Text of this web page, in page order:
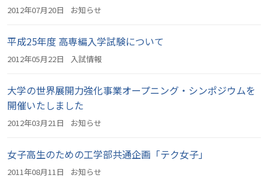
2012年07月20日 お知らせ
平成25年度 高専編入学試験について
2012年05月22日 入試情報
大学の世界展開力強化事業オープニング・シンポジウムを
開催いたしました
2012年03月21日 お知らせ
女子高生のための工学部共通企画「テク女子」
2011年08月11日 お知らせ